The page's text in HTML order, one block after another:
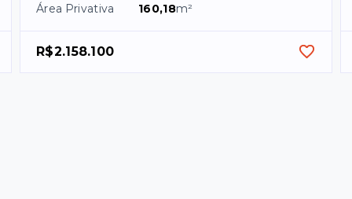
Área Privativa
160,18m²
R$2.158.100